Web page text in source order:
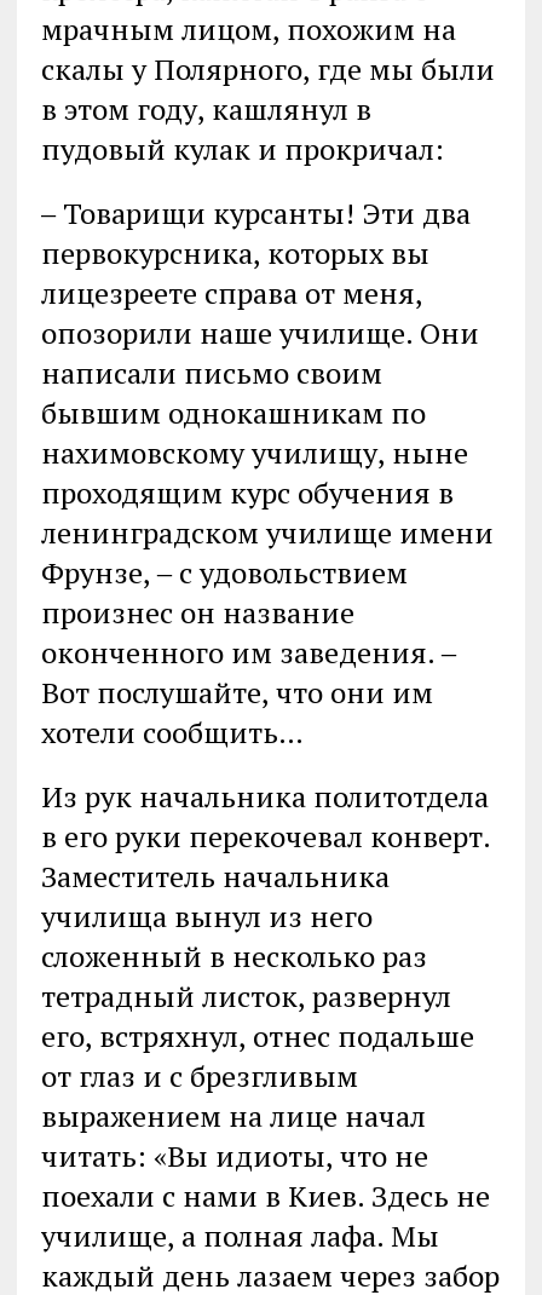
мрачным лицом, похожим на
скалы у Полярного, где мы были
в этом году, кашлянул в
пудовый кулак и прокричал:
‒ Товарищи курсанты! Эти два
первокурсника, которых вы
лицезреете справа от меня,
опозорили наше училище. Они
написали письмо своим
бывшим однокашникам по
нахимовскому училищу, ныне
проходящим курс обучения в
ленинградском училище имени
Фрунзе, ‒ с удовольствием
произнес он название
оконченного им заведения. ‒
Вот послушайте, что они им
хотели сообщить…
Из рук начальника политотдела
в его руки перекочевал конверт.
Заместитель начальника
училища вынул из него
сложенный в несколько раз
тетрадный листок, развернул
его, встряхнул, отнес подальше
от глаз и с брезгливым
выражением на лице начал
читать: «Вы идиоты, что не
поехали с нами в Киев. Здесь не
училище, а полная лафа. Мы
каждый день лазаем через забор